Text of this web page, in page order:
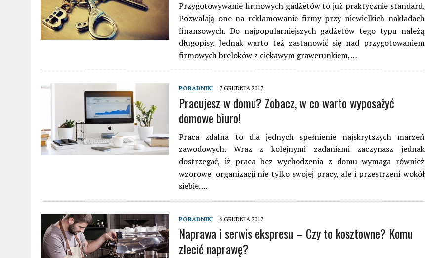
Przygotowywanie firmowych gadżetów to już praktycznie standard.
Pozwalają one na reklamowanie firmy przy niewielkich nakładach
finansowych. Do najpopularniejszych gadżetów tego typu należą
długopisy. Jednak warto też zastanowić się nad przygotowaniem
firmowych breloków z ciekawym grawerunkiem,…
PORADNIKI 7 GRUDNIA 2017
Pracujesz w domu? Zobacz, w co warto wyposażyć
domowe biuro!
Praca zdalna to dla jednych spełnienie najskrytszych marzeń
zawodowych. Wraz z kolejnymi zadaniami zaczynasz jednak
dostrzegać, iż praca bez wychodzenia z domu wymaga również
wzorowej organizacji nie tylko swojej pracy, ale i przestrzeni wokół
siebie….
PORADNIKI 6 GRUDNIA 2017
Naprawa i serwis ekspresu – Czy to kosztowne? Komu
zlecić naprawę?